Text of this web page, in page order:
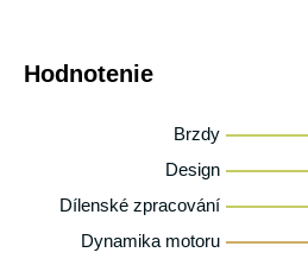
Hodnotenie
Brzdy
Design
Dílenské zpracování
Dynamika motoru